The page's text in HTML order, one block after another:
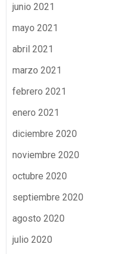
junio 2021
mayo 2021
abril 2021
marzo 2021
febrero 2021
enero 2021
diciembre 2020
noviembre 2020
octubre 2020
septiembre 2020
agosto 2020
julio 2020